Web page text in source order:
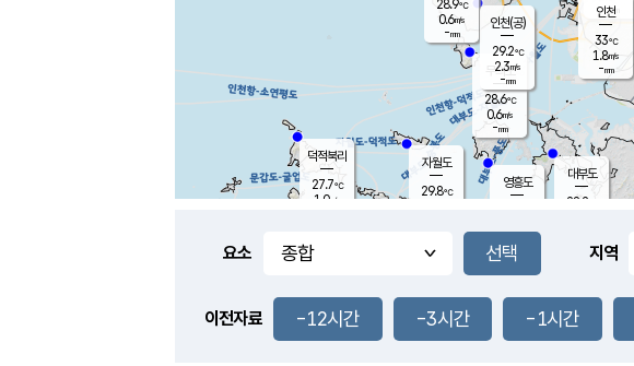
풍도
1.8m/s
무의도
28.6℃
0.6m/s
-mm
영흥도
자월도
29.8℃
28.9℃
0.6m/s
-mm
대부도
28.2
-
-mm
덕적북리
27.7℃
1.0m/s
인천(공)
29.2℃
2.3m/s
-mm
인천
33℃
1.8m/s
-mm
요소 지역
이전자료 -12시간 -3시간 -1시간